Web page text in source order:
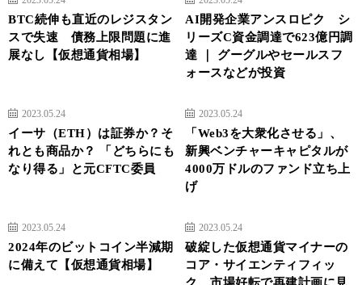
BTC続伸も直近のレジスタン
スで失速 債務上限問題に進
展なし【仮想通貨相場】
AI開発企業アンスロピク シ
リーズC資金調達で623億円調
達 ｜ グーグルやセールスフ
ォースなどが投資
2023.05.24
イーサ（ETH）は証券か？そ
れとも商品か？ 「どちらにも
なり得る」と元CFTC委員
2023.05.24
「Web3を大衆化させる」、
新興ベンチャーキャピタルが
4000万ドルのファンド立ち上
げ
2023.05.24
2024年のビットコイン半減期
に備えて【仮想通貨相場】
2023.05.24
破綻した仮想通貨マイナーの
コア・サイエンティフィッ